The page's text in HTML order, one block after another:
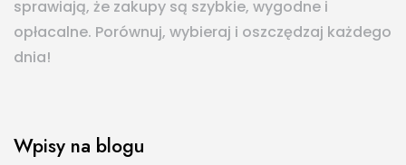
sprawiają, że zakupy są szybkie, wygodne i
opłacalne. Porównuj, wybieraj i oszczędzaj każdego
dnia!
Wpisy na blogu